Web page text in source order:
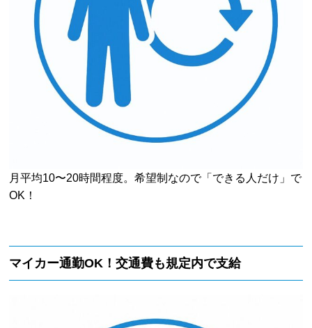
月平均10〜20時間程度。希望制なので「できる人だけ」で
OK！
マイカー通勤OK！交通費も規定内で支給